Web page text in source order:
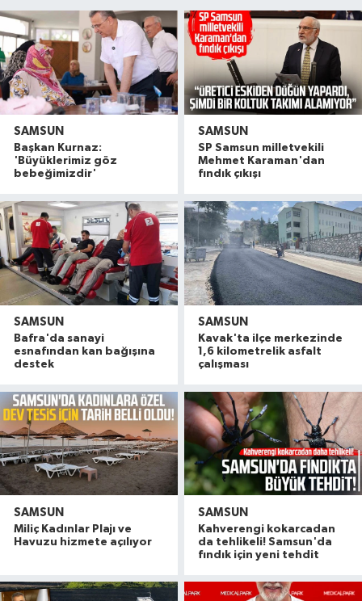
SAMSUN
Başkan Kurnaz:
'Büyüklerimiz göz
bebeğimizdir'
SAMSUN
SP Samsun milletvekili
Mehmet Karaman'dan
fındık çıkışı
SAMSUN
Bafra'da sanayi
esnafından kan bağışına
destek
SAMSUN
Kavak'ta ilçe merkezinde
1,6 kilometrelik asfalt
çalışması
SAMSUN
Miliç Kadınlar Plajı ve
Havuzu hizmete açılıyor
SAMSUN
Kahverengi kokarcadan
da tehlikeli! Samsun'da
fındık için yeni tehdit